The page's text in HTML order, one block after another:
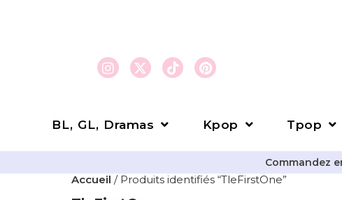
BL, GL, Dramas Kpop Tpop
Commandez
Accueil / Produits identifiés “TleFirstOne”